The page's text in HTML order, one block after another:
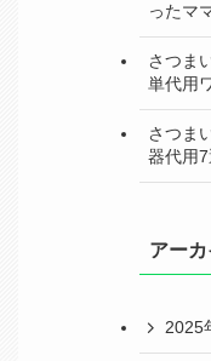
ったマ
さつま
単代用
さつま
器代用
アー
2025